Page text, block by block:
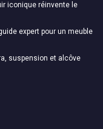
iconique réinvente le
expert pour un meuble
suspension et alcôve